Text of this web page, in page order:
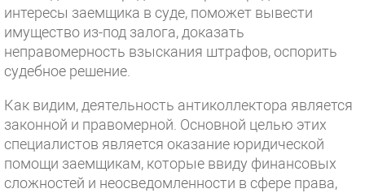
интересы заемщика в суде, поможет вывести
имущество из-под залога, доказать
неправомерность взыскания штрафов, оспорить
судебное решение.
Как видим, деятельность антиколлектора является
законной и правомерной. Основной целью этих
специалистов является оказание юридической
помощи заемщикам, которые ввиду финансовых
сложностей и неосведомленности в сфере права,